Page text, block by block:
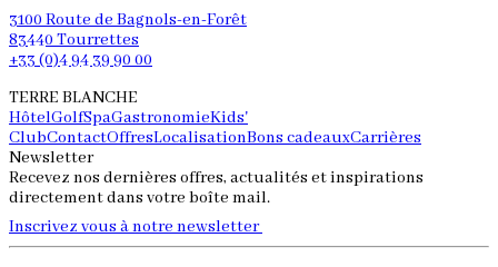
3100 Route de Bagnols-en-Forêt
83440 Tourrettes
+33 (0)4 94 39 90 00
TERRE BLANCHE
HôtelGolfSpaGastronomieKids'
ClubContactOffresLocalisationBons cadeauxCarrières
Newsletter
Recevez nos dernières offres, actualités et inspirations
directement dans votre boîte mail.
Inscrivez vous à notre newsletter